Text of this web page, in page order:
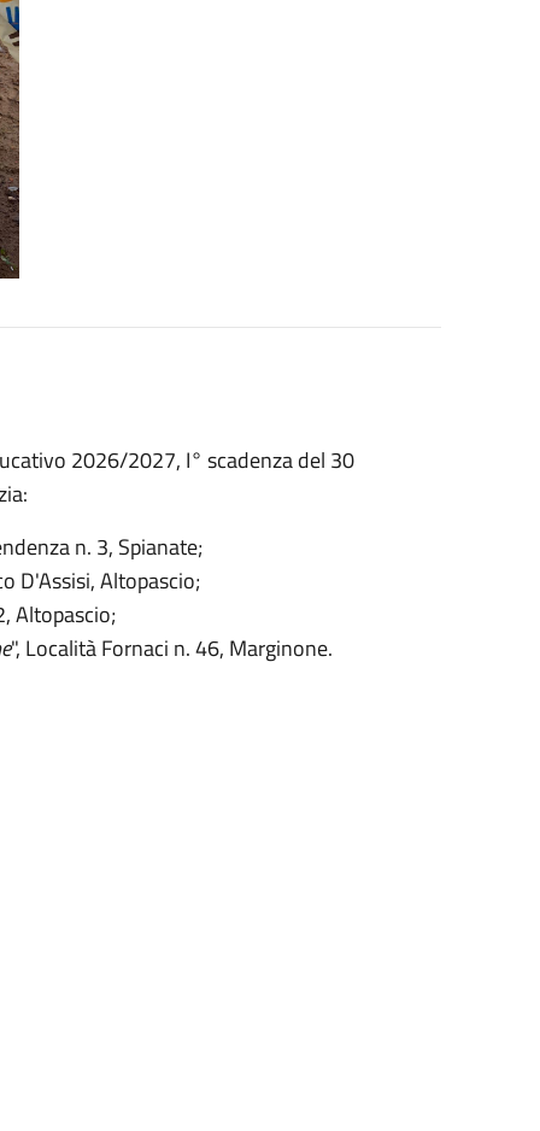
2026/2027, I° scadenza del 30
n. 3, Spianate;
D'Assisi, Altopascio;
Altopascio;
", Località Fornaci n. 46, Marginone.